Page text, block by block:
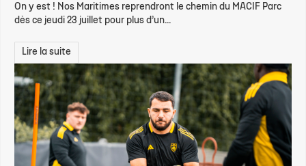
On y est ! Nos Maritimes reprendront le chemin du MACIF Parc
dès ce jeudi 23 juillet pour plus d’un...
Lire la suite